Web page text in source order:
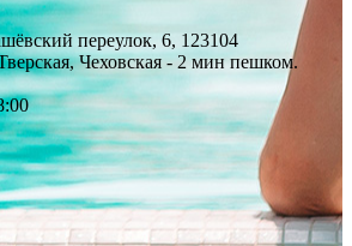
переулок, 6, 123104
Чеховская - 2 мин пешком.